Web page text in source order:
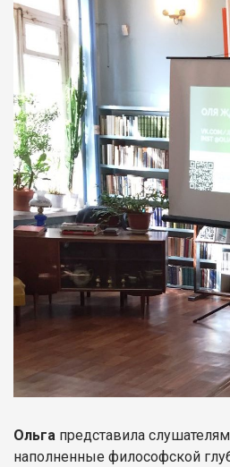
Ольга представила
наполненные философской